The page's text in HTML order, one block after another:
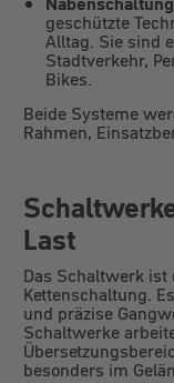
geschützte
Alltag. Sie sind
Stadtverkehr,
Bikes.
Beide Systeme
Rahmen,
Last
Das Schaltwerk ist
Kettenschaltung.
und präzise
Schaltwerke
besonders im